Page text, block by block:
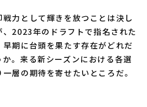
力として輝きを放つことは決し
、2023年のドラフトで指名された
期に台頭を果たす存在がどれだ
。来る新シーズンにおける各選
層の期待を寄せたいところだ。